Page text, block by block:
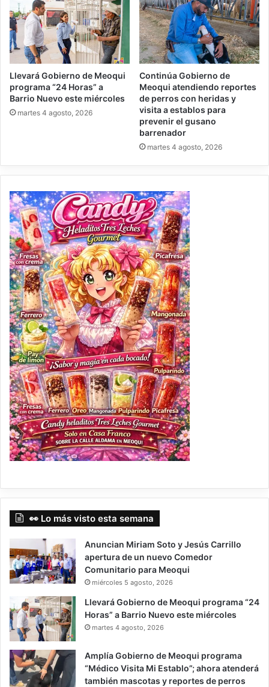
Llevará Gobierno de Meoqui
programa “24 Horas” a
Barrio Nuevo este miércoles
martes 4 agosto, 2026
Continúa Gobierno de
Meoqui atendiendo reportes
de perros con heridas y
visita a establos para
prevenir el gusano
barrenador
martes 4 agosto, 2026
👀 Lo más visto esta semana
Anuncian Miriam Soto y Jesús Carrillo
apertura de un nuevo Comedor
Comunitario para Meoqui
miércoles 5 agosto, 2026
Llevará Gobierno de Meoqui programa “24
Horas” a Barrio Nuevo este miércoles
martes 4 agosto, 2026
Amplía Gobierno de Meoqui programa
“Médico Visita Mi Establo”; ahora atenderá
también mascotas y reportes de perros